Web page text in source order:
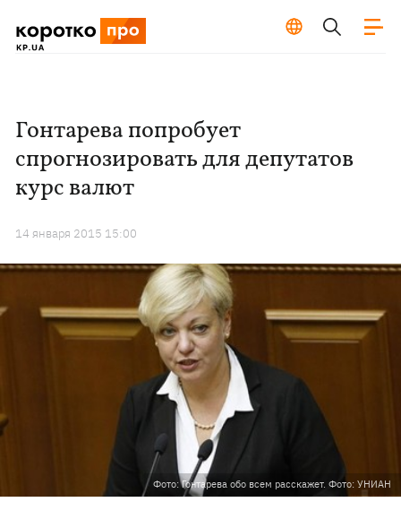
Гонтарева попробует
спрогнозировать для депутатов
курс валют
14 января 2015 15:00
Фото: Гонтарева обо всем расскажет. Фото: УНИАН